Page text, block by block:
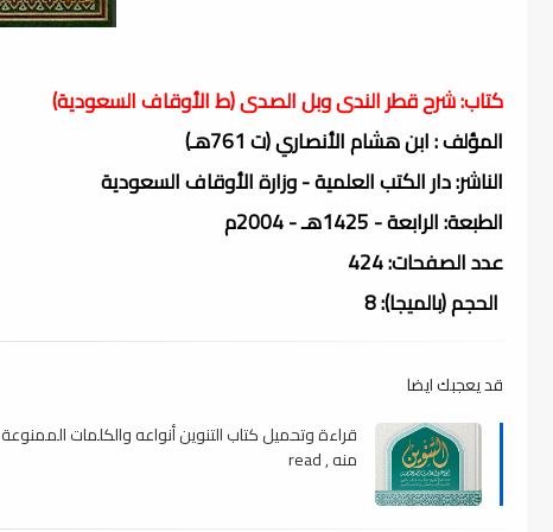
كتاب: شرح قطر الندى وبل الصدى (ط الأوقاف السعودية)
المؤلف : ابن هشام الأنصاري (ت 761هـ)
الناشر: دار الكتب العلمية - وزارة الأوقاف السعودية
الطبعة: الرابعة - 1425هـ - 2004م
عدد الصفحات: 424
الحجم (بالميجا): 8
قد يعجبك ايضا
قراءة وتحميل كتاب التنوين أنواعه والكلمات الممنوعة
منه , read